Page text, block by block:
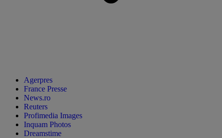
Agerpres
France Presse
News.ro
Reuters
Profimedia Images
Inquam Photos
Dreamstime